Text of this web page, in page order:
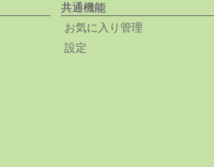
共通機能
お気に入り管理
設定